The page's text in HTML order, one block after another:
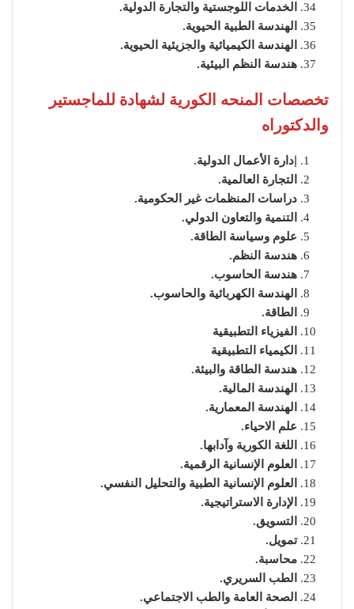
الخدمات اللوجستية والتجارة الدولية.
الهندسة الطبية الحيوية.
الهندسة الكيميائية والجزيئية الحيوية.
هندسة النظم البيئية.
تخصصات المنحه الكورية لشهادة للماجستير
والدكتوراه
دارة الأعمال الدولية.
التجارة العالمية.
دراسات المنظمات غير الحكومية.
التنمية والتعاون الدولي.
علوم وسياسة الطاقة.
هندسة النظم.
هندسة الحاسوب.
الهندسة الكهربائية والحاسوب.
الطاقة.
الفيزياء التطبيقية
الكيمياء التطبيقية
هندسة الطاقة والبيئة.
الهندسة المالية.
الهندسة المعمارية.
علم الاحياء.
اللغة الكورية وآدابها.
العلوم الإنسانية الرقمية.
العلوم الإنسانية الطبية والتحليل النفسي.
الإدارة الاستراتيجية.
التسويق.
تمويل.
محاسبة.
الطب السريري.
الصحة العامة والطب الاجتماعي.